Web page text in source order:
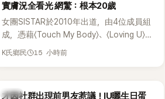
實膚況全看光 網驚：根本20歲
女團SISTAR於2010年出道，由4位成員組
成，憑藉〈Touch My Body〉、〈Loving U〉、
〈Shake It〉等一連串夏日神曲紅遍亞洲，獲
K氏鄉民 15 小時前
韓星
才因社群出現前男友惹議！IU曬生日蛋